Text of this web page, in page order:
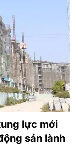
lực mới
sản lành